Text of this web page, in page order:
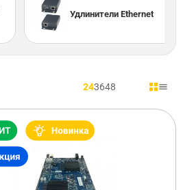
Удлинители Ethernet
243648